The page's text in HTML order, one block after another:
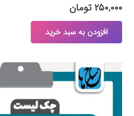
۲۵۰,۰۰۰ تومان
افزودن به سبد خرید